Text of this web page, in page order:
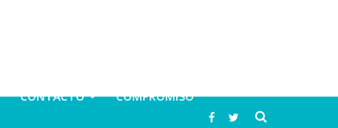
CONTACTO COMPROMISO